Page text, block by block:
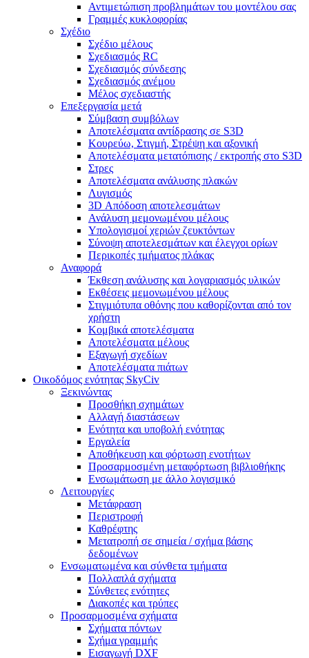
Αντιμετώπιση προβλημάτων του μοντέλου σας
Γραμμές κυκλοφορίας
Σχέδιο
Σχέδιο μέλους
Σχεδιασμός RC
Σχεδιασμός σύνδεσης
Σχεδιασμός ανέμου
Μέλος σχεδιαστής
Επεξεργασία μετά
Σύμβαση συμβόλων
Αποτελέσματα αντίδρασης σε S3D
Κουρεύω, Στιγμή, Στρέψη και αξονική
Αποτελέσματα μετατόπισης / εκτροπής στο S3D
Στρες
Αποτελέσματα ανάλυσης πλακών
Λυγισμός
3D Απόδοση αποτελεσμάτων
Ανάλυση μεμονωμένου μέλους
Υπολογισμοί χεριών ζευκτόντων
Σύνοψη αποτελεσμάτων και έλεγχοι ορίων
Περικοπές τμήματος πλάκας
Αναφορά
Έκθεση ανάλυσης και λογαριασμός υλικών
Εκθέσεις μεμονωμένου μέλους
Στιγμιότυπα οθόνης που καθορίζονται από τον
χρήστη
Κομβικά αποτελέσματα
Αποτελέσματα μέλους
Εξαγωγή σχεδίων
Αποτελέσματα πιάτων
Οικοδόμος ενότητας SkyCiv
Ξεκινώντας
Προσθήκη σχημάτων
Αλλαγή διαστάσεων
Ενότητα και υποβολή ενότητας
Εργαλεία
Αποθήκευση και φόρτωση ενοτήτων
Προσαρμοσμένη μεταφόρτωση βιβλιοθήκης
Ενσωμάτωση με άλλο λογισμικό
Λειτουργίες
Μετάφραση
Περιστροφή
Καθρέφτης
Μετατροπή σε σημεία / σχήμα βάσης
δεδομένων
Ενσωματωμένα και σύνθετα τμήματα
Πολλαπλά σχήματα
Σύνθετες ενότητες
Διακοπές και τρύπες
Προσαρμοσμένα σχήματα
Σχήματα πόντων
Σχήμα γραμμής
Εισαγωγή DXF